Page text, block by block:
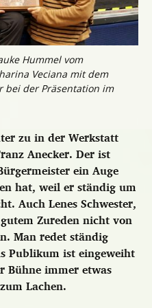
Hummel vom
Veciana mit dem
bei der Präsentation im
zu in der Werkstatt
Anecker. Der ist
ein Auge
hat, weil er ständig um
Auch Lenes Schwester,
Zureden nicht von
Man redet ständig
Publikum ist eingeweiht
Bühne immer etwas
Lachen.